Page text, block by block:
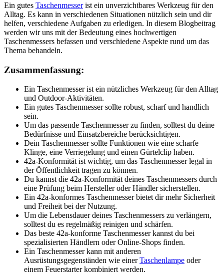
Ein gutes Taschenmesserist ein unverzichtbares Werkzeug für den
Alltag. Es kann in verschiedenen Situationen nützlich sein und dir
helfen, verschiedene Aufgaben zu erledigen. In diesem Blogbeitrag
werden wir uns mit der Bedeutung eines hochwertigen
Taschenmessers befassen und verschiedene Aspekte rund um das
Thema behandeln.
Zusammenfassung:
Ein Taschenmesser ist ein nützliches Werkzeug für den Alltag
und Outdoor-Aktivitäten.
Ein gutes Taschenmesser sollte robust, scharf und handlich
sein.
Um das passende Taschenmesser zu finden, solltest du deine
Bedürfnisse und Einsatzbereiche berücksichtigen.
Dein Taschenmesser sollte Funktionen wie eine scharfe
Klinge, eine Verriegelung und einen Gürtelclip haben.
42a-Konformität ist wichtig, um das Taschenmesser legal in
der Öffentlichkeit tragen zu können.
Du kannst die 42a-Konformität deines Taschenmessers durch
eine Prüfung beim Hersteller oder Händler sicherstellen.
Ein 42a-konformes Taschenmesser bietet dir mehr Sicherheit
und Freiheit bei der Nutzung.
Um die Lebensdauer deines Taschenmessers zu verlängern,
solltest du es regelmäßig reinigen und schärfen.
Das beste 42a-konforme Taschenmesser kannst du bei
spezialisierten Händlern oder Online-Shops finden.
Ein Taschenmesser kann mit anderen
Ausrüstungsgegenständen wie einerTaschenlampe oder
einem Feuerstarter kombiniert werden.